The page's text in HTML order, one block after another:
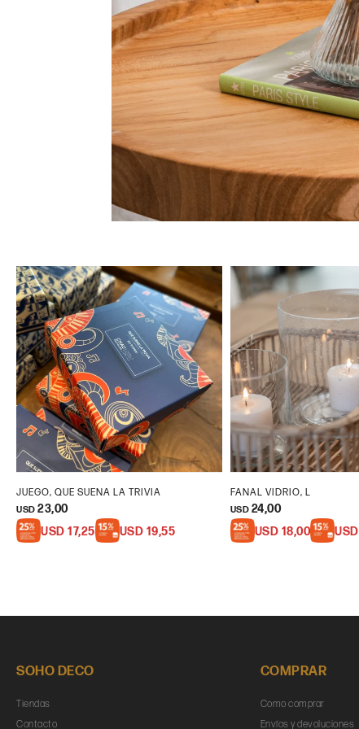
JUEGO, QUE SUENA LA TRIVIA
USD 23,00
USD 17,25 USD 19,55
FANAL VIDRIO, L
USD 24,00
USD 18,00 USD
SOHO DECO
Tiendas
Contacto
COMPRAR
Como comprar
Envíos y devoluciones